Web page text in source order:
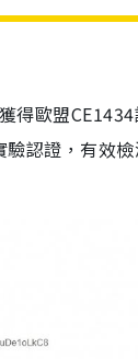
得歐盟
認證，有效